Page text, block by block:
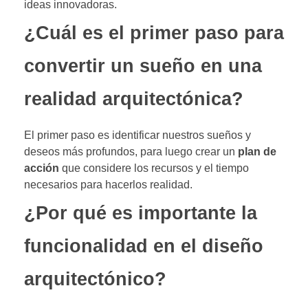
ideas innovadoras.
¿Cuál es el primer paso para
convertir un sueño en una
realidad arquitectónica?
El primer paso es identificar nuestros sueños y
deseos más profundos, para luego crear un plan de
acción que considere los recursos y el tiempo
necesarios para hacerlos realidad.
¿Por qué es importante la
funcionalidad en el diseño
arquitectónico?